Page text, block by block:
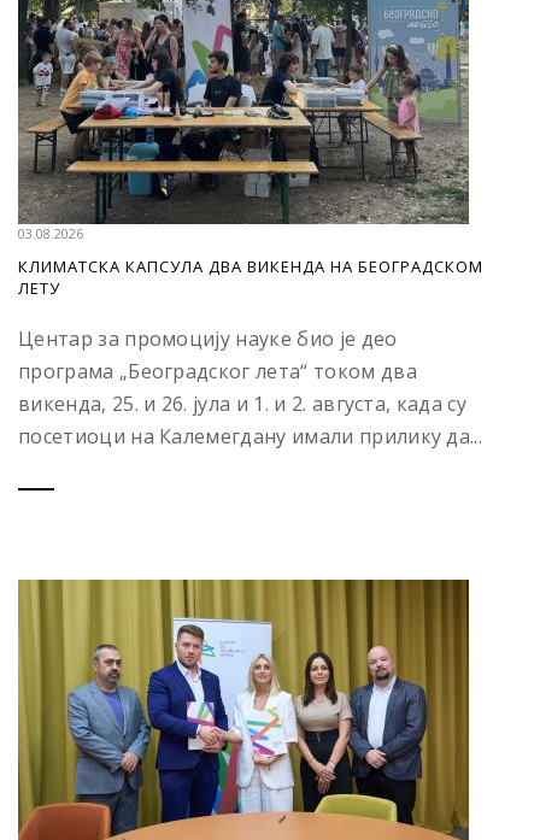
03.08.2026
КЛИМАТСКА КАПСУЛА ДВА ВИКЕНДА НА БЕОГРАДСКОМ
ЛЕТУ
Центар за промоцију науке био је део
програма „Београдског лета“ током два
викенда, 25. и 26. јула и 1. и 2. августа, када су
посетиоци на Калемегдану имали прилику да...